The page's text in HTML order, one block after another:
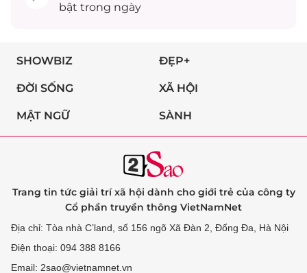
bật trong ngày
SHOWBIZ ĐẸP+
ĐỜI SỐNG XÃ HỘI
MẬT NGỮ SÀNH
Trang tin tức giải trí xã hội dành cho giới trẻ của công ty
Cổ phần truyền thông VietNamNet
Địa chỉ: Tòa nhà C’land, số 156 ngõ Xã Đàn 2, Đống Đa, Hà Nội
Điện thoại: 094 388 8166
Email: 2sao@vietnamnet.vn